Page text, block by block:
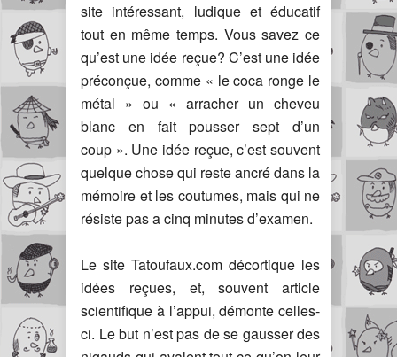
site intéressant, ludique et éducatif
tout en même temps. Vous savez ce
qu’est une idée reçue? C’est une idée
préconçue, comme « le coca ronge le
métal » ou « arracher un cheveu
blanc en fait pousser sept d’un
coup ». Une idée reçue, c’est souvent
quelque chose qui reste ancré dans la
mémoire et les coutumes, mais qui ne
résiste pas a cinq minutes d’examen.
Le site Tatoufaux.com décortique les
idées reçues, et, souvent article
scientifique à l’appui, démonte celles-
ci. Le but n’est pas de se gausser des